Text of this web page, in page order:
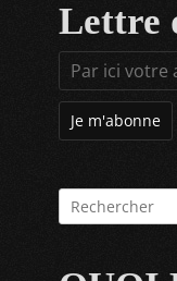
Lettre
Rechercher :